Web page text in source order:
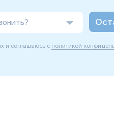
и соглашаюсь с политикой